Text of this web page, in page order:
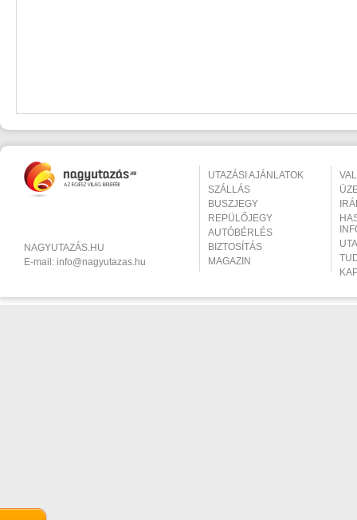
NAGYUTAZÁS.HU
E-mail: info@nagyutazas.hu
UTAZÁSI AJÁNLATOK
SZÁLLÁS
BUSZJEGY
REPÜLŐJEGY
AUTÓBÉRLÉS
BIZTOSÍTÁS
MAGAZIN